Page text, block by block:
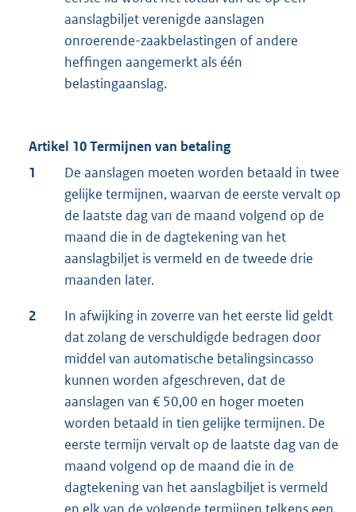
aanslagbiljet verenigde aanslagen
onroerende-zaakbelastingen of andere
heffingen aangemerkt als één
belastingaanslag.
Artikel 10 Termijnen van betaling
1
De aanslagen moeten worden betaald in twee
gelijke termijnen, waarvan de eerste vervalt op
de laatste dag van de maand volgend op de
maand die in de dagtekening van het
aanslagbiljet is vermeld en de tweede drie
maanden later.
2
In afwijking in zoverre van het eerste lid geldt
dat zolang de verschuldigde bedragen door
middel van automatische betalingsincasso
kunnen worden afgeschreven, dat de
aanslagen van € 50,00 en hoger moeten
worden betaald in tien gelijke termijnen. De
eerste termijn vervalt op de laatste dag van de
maand volgend op de maand die in de
dagtekening van het aanslagbiljet is vermeld